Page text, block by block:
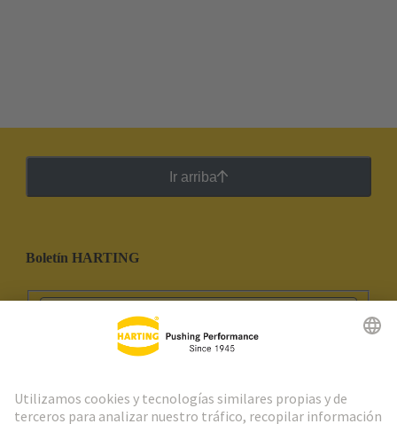
Ir arriba
Boletín HARTING
Ir al registro
Social Media